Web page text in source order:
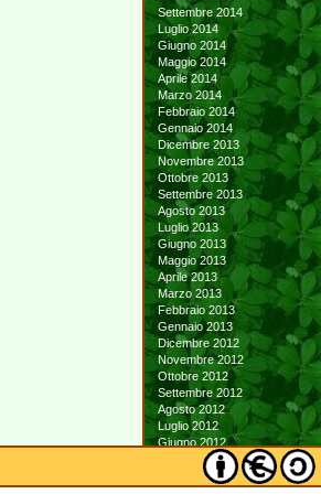
Settembre 2014
Luglio 2014
Giugno 2014
Maggio 2014
Aprile 2014
Marzo 2014
Febbraio 2014
Gennaio 2014
Dicembre 2013
Novembre 2013
Ottobre 2013
Settembre 2013
Agosto 2013
Luglio 2013
Giugno 2013
Maggio 2013
Aprile 2013
Marzo 2013
Febbraio 2013
Gennaio 2013
Dicembre 2012
Novembre 2012
Ottobre 2012
Settembre 2012
Agosto 2012
Luglio 2012
Giugno 2012
Maggio 2012
Aprile 2012